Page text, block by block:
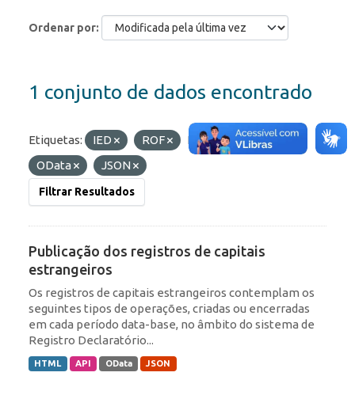
Ordenar por
1 conjunto de dados encontrado
Etiquetas: IED ROF Formatos:
API
OData
JSON
Filtrar Resultados
Publicação dos registros de capitais
estrangeiros
Os registros de capitais estrangeiros contemplam os
seguintes tipos de operações, criadas ou encerradas
em cada período data-base, no âmbito do sistema de
Registro Declaratório...
HTML API OData JSON